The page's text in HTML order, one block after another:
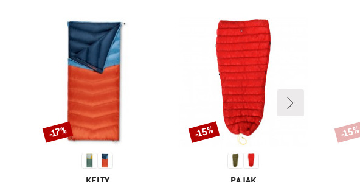
Korting
-17% Korting
-15% -